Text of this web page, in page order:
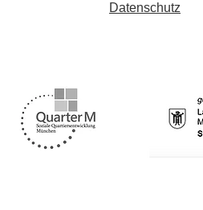
Datenschutz